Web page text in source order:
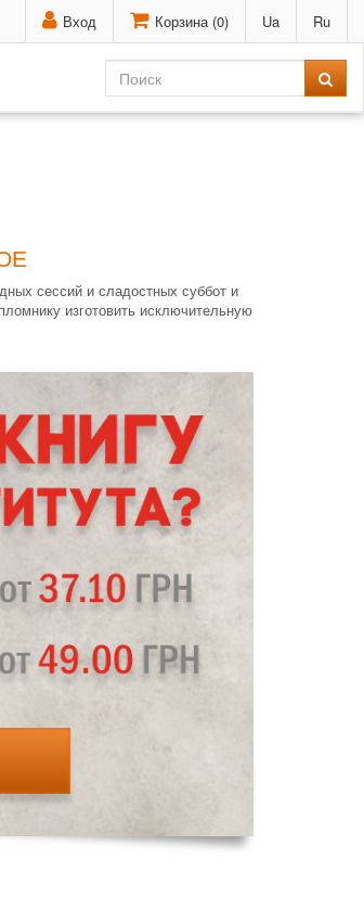
Вход Корзина (0) Ua Ru
сессий и сладостных суббот и
изготовить исключительную